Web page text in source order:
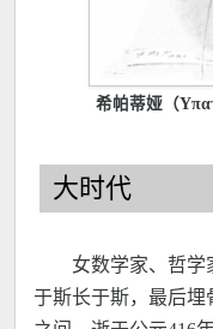
希帕蒂娅（
大时代
女数学家、哲学
于斯长于斯，最后埋